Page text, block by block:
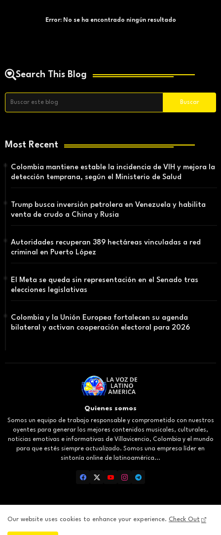
Error:No se ha encontrado ningún resultado
Search This Blog
Most Recent
Colombia mantiene estable la incidencia de VIH y mejora la
detección temprana, según el Ministerio de Salud
Trump busca inversión petrolera en Venezuela y habilita
venta de crudo a China y Rusia
Autoridades recuperan 389 hectáreas vinculadas a red
criminal en Puerto López
El Meta se queda sin representación en el Senado tras
elecciones legislativas
Colombia y la Unión Europea fortalecen su agenda
bilateral y activan cooperación electoral para 2026
Quienes somos
Somos un equipo de trabajo responsable y comprometido con nuestros
oyentes para generar los mejores contenidos musicales, culturales,
noticias emotivas e informativas de Villavicencio, Colombia y el mundo
para que estés siempre actualizado. Somos una empresa líder en
sintonía online de latinoamérica...
Inicio About Contact us Privacy Policy
Our website uses cookies to enhance your experience. Check Out